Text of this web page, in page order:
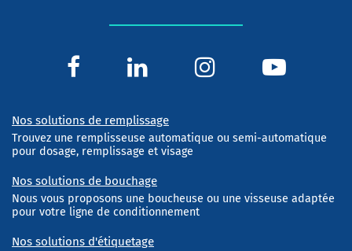
Nos solutions de remplissage
Trouvez une remplisseuse automatique ou semi-automatique
pour dosage, remplissage et visage
Nos solutions de bouchage
Nous vous proposons une boucheuse ou une visseuse adaptée
pour votre ligne de conditionnement
Nos solutions d'étiquetage